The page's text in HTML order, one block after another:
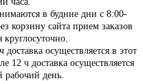
в будние дни с 8:00-
корзину сайта прием заказов
круглосуточно.
осуществляется в этот
12 ч доставка осуществляется
день.